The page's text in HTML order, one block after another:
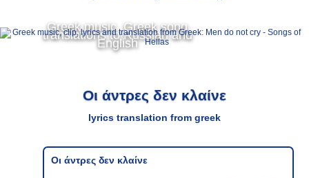
Greek music, Greek song
translations to Russian and
English
Οι άντρες δεν κλαίνε
lyrics translation from greek
Οι άντρες δεν κλαίνε